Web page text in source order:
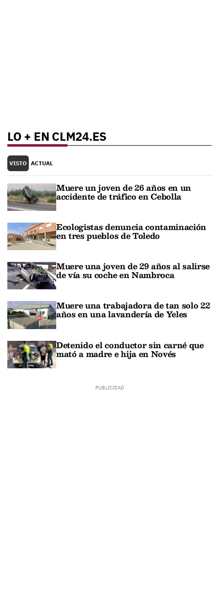
LO + EN CLM24.ES
VISTO ACTUAL
Muere un joven de 26 años en un
accidente de tráfico en Cebolla
Ecologistas denuncia contaminación
en tres pueblos de Toledo
Muere una joven de 29 años al salirse
de vía su coche en Nambroca
Muere una trabajadora de tan solo 22
años en una lavandería de Yeles
Detenido el conductor sin carné que
mató a madre e hija en Novés